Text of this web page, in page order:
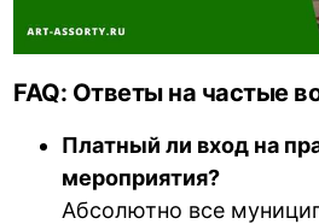
FAQ: Ответы на частые
Платный ли вход на
мероприятия?
Абсолютно все